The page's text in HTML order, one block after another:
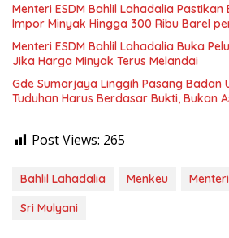
Menteri ESDM Bahlil Lahadalia
Impor Minyak Hingga 300 Ribu Barel
Menteri ESDM Bahlil Lahadalia Buka
Jika Harga Minyak Terus Melandai
Gde Sumarjaya Linggih Pasang Badan
Tuduhan Harus Berdasar Bukti, Bukan
Post Views: 265
Bahlil Lahadalia Menkeu
Sri Mulyani